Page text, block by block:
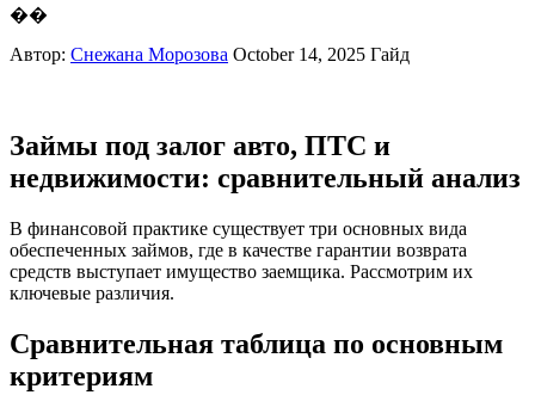
��
Автор: Снежана Морозова October 14, 2025 Гайд
Займы под залог авто, ПТС и
недвижимости: сравнительный анализ
В финансовой практике существует три основных вида
обеспеченных займов, где в качестве гарантии возврата
средств выступает имущество заемщика. Рассмотрим их
ключевые различия.
Сравнительная таблица по основным
критериям